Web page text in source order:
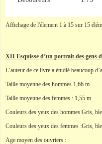
Affichage de l'élement 1 à 15 sur 15
XII Esquisse d’un portrait des gens
L’auteur de ce livre a étudié beaucoup
Taille moyenne des hommes 1,66 m
Taille moyenne des femmes : 1,55 m
Couleurs des yeux des hommes Gris,
Couleurs des yeux des femmes :Gris,
Age moyen des ouvriers :